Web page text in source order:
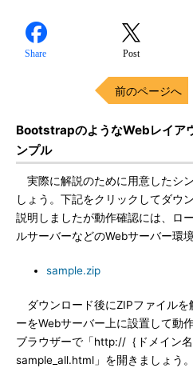
Share Post
前のページへ
BootstrapのようなWebレイア
ンプル
実際に解説のために用意したシ
しょう。下記をクリックしてダウ
説明しましたが動作確認には、ロ
ルサーバーなどのWebサーバー環
sample.zip
ダウンロード後にZIPファイルを
ーをWebサーバー上に設置して動
ブラウザーで「http://｛ドメイン
sample_all.html」を開きましょう。